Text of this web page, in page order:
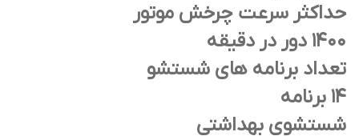
حداکثر سرعت چرخش موتور
1400 دور در دقیقه
تعداد برنامه های شستشو
14 برنامه
شستشوی بهداشتی